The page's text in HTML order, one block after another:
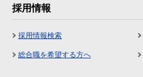
採用情報
採用情報検索
総合職を希望する方へ